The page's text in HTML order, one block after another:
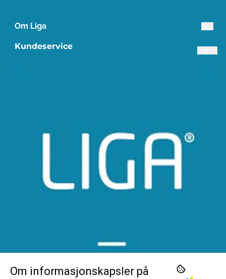
Om Liga
Lista Treindustri AS
post@liga.no
Kundeservice
Om informasjonskapsler på